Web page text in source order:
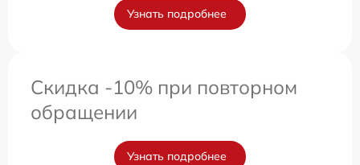
Узнать подробнее
Скидка -10% при повторном
обращении
Узнать подробнее